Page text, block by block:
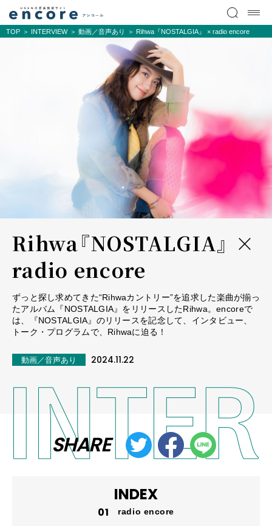
TOP INTERVIEW 動画／音声あり Rihwa『NOSTALGIA』 × radio encore
Rihwa『NOSTALGIA』 ×
radio encore
ずっと探し求めてきた“Rihwaカントリー”を追求した楽曲が揃っ
たアルバム『NOSTALGIA』をリリースしたRihwa。encoreで
は、『NOSTALGIA』のリリースを記念して、インタビュー、
トーク・プログラムで、Rihwaに迫る！
動画／音声あり 2024.11.22
SHARE
INDEX
radio encore